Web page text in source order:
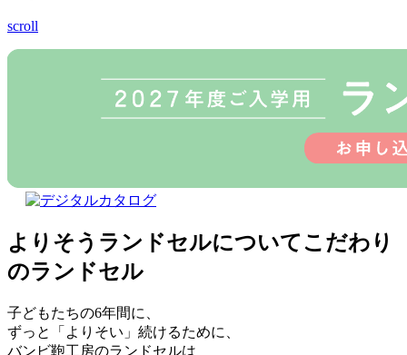
scroll
よりそうランドセルについてこだわり
のランドセル
子どもたちの6年間に、
ずっと「よりそい」続けるために、
バンビ鞄工房のランドセルは